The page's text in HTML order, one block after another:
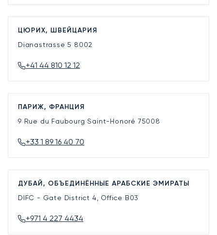
ЦЮРИХ, ШВЕЙЦАРИЯ
Dianastrasse 5 8002
+41 44 810 12 12
ПАРИЖ, ФРАНЦИЯ
9 Rue du Faubourg Saint-Honoré 75008
+33 1 89 16 40 70
ДУБАЙ, ОБЪЕДИНЁННЫЕ АРАБСКИЕ ЭМИРАТЫ
DIFC - Gate District 4, Office B03
+971 4 227 4434